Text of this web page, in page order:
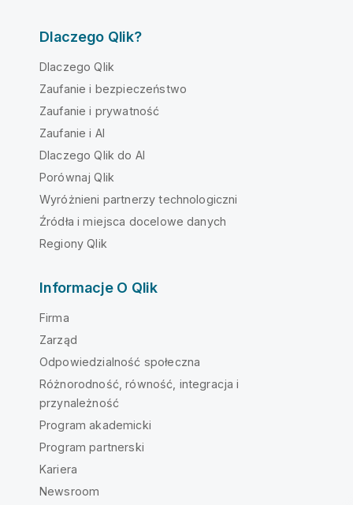
Dlaczego Qlik?
Dlaczego Qlik
Zaufanie i bezpieczeństwo
Zaufanie i prywatność
Zaufanie i AI
Dlaczego Qlik do AI
Porównaj Qlik
Wyróżnieni partnerzy technologiczni
Źródła i miejsca docelowe danych
Regiony Qlik
Informacje O Qlik
Firma
Zarząd
Odpowiedzialność społeczna
Różnorodność, równość, integracja i
przynależność
Program akademicki
Program partnerski
Kariera
Newsroom